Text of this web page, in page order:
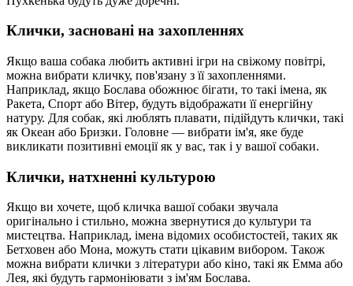
Клички, засновані на захопленнях
Якщо ваша собака любить активні ігри на свіжому повітрі,
можна вибрати кличку, пов'язану з її захопленнями.
Наприклад, якщо Бослава обожнює бігати, то такі імена, як
Ракета, Спорт або Вітер, будуть відображати її енергійну
натуру. Для собак, які люблять плавати, підійдуть клички, такі
як Океан або Бризки. Головне — вибрати ім'я, яке буде
викликати позитивні емоції як у вас, так і у вашої собаки.
Клички, натхненні культурою
Якщо ви хочете, щоб кличка вашої собаки звучала
оригінально і стильно, можна звернутися до культури та
мистецтва. Наприклад, імена відомих особистостей, таких як
Бетховен або Мона, можуть стати цікавим вибором. Також
можна вибрати клички з літератури або кіно, такі як Емма або
Лея, які будуть гармоніювати з ім'ям Бослава.